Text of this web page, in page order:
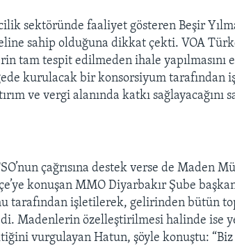
sektöründe faaliyet gösteren Beşir
sahip olduğuna dikkat çekti. VOA
tam tespit edilmeden ihale yapılmasını
kurulacak bir konsorsiyum tarafından
ve vergi alanında katkı sağlayacağını
çağrısına destek verse de Maden
konuşan MMO Diyarbakır Şube
tarafından işletilerek, gelirinden bütün
Madenlerin özelleştirilmesi halinde ise
vurgulayan Hatun, şöyle konuştu: “Biz